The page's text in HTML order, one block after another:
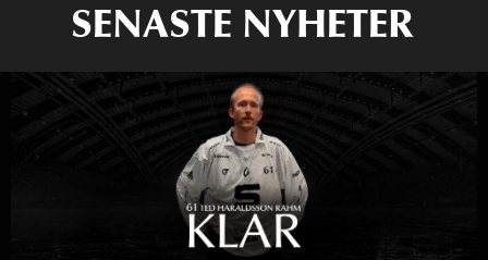
SENASTE NYHETER